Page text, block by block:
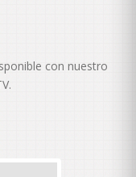
con nuestro